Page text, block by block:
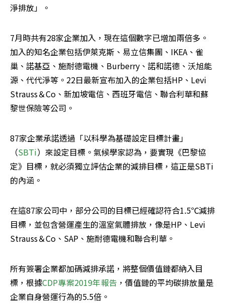
淨排放」。
7月時共有28家企業加入，現在這個數字已增加兩倍多。
加入的知名企業包括伊萊克斯、易立信集團、IKEA、雀
巢、諾基亞、施耐德電機、Burberry、諾和諾德、沃旭能
源、代代淨等。22日最新宣布加入的企業包括HP、Levi
Strauss＆Co、新加坡電信、西班牙電信、聯合利華和蘇
黎世保險等公司。
87家企業承諾透過「以科學為基礎設定目標計畫」
（SBTi）來設定目標。氣候學家認為，要實現《巴黎協
定》目標，就必須獨立評估企業的減排目標，這正是SBTi
的內涵。
在這87家公司中，部分公司的目標已經確認符合1.5℃減排
目標，並包含營運產生的溫室氣體排放，像是HP、Levi
Strauss＆Co、SAP、施耐德電機和聯合利華。
所有簽署企業都加碼減排承諾，將整個價值鏈都納入目
標，根據CDP專案2019年報告 ，價值鏈的平均碳排放量是
企業自身營運行為的5.5倍。